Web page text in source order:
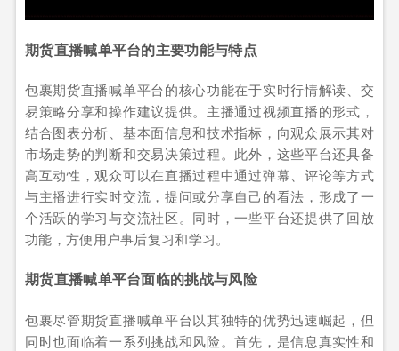
期货直播喊单平台的主要功能与特点
包裹期货直播喊单平台的核心功能在于实时行情解读、交
易策略分享和操作建议提供。主播通过视频直播的形式，
结合图表分析、基本面信息和技术指标，向观众展示其对
市场走势的判断和交易决策过程。此外，这些平台还具备
高互动性，观众可以在直播过程中通过弹幕、评论等方式
与主播进行实时交流，提问或分享自己的看法，形成了一
个活跃的学习与交流社区。同时，一些平台还提供了回放
功能，方便用户事后复习和学习。
期货直播喊单平台面临的挑战与风险
包裹尽管期货直播喊单平台以其独特的优势迅速崛起，但
同时也面临着一系列挑战和风险。首先，是信息真实性和